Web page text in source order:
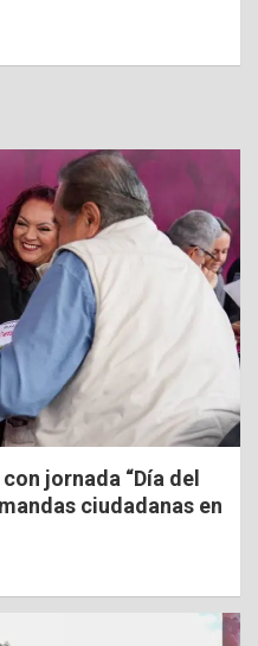
jornada “Día del
ciudadanas en